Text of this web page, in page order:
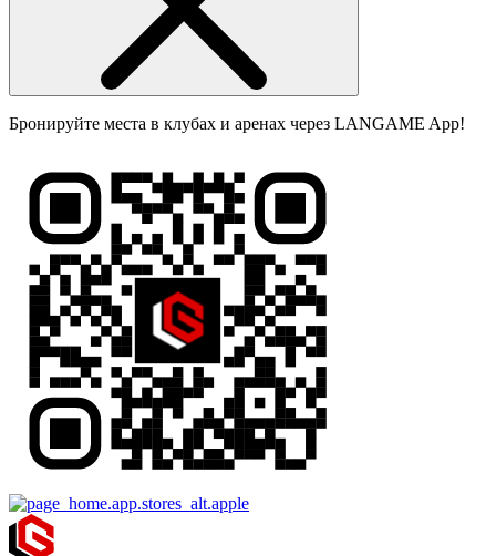
Бронируйте места в клубах и аренах через LANGAME App!